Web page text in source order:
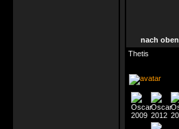
nach oben
Thetis